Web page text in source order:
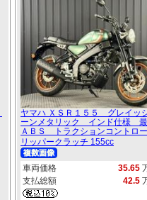
ヤマハ ＸＳＲ１５５ グレイッ
ーンメタリック インド仕様
ＡＢＳ トラクションコントロ
リッパークラッチ 155cc
車両価格 35.65
支払総額
42.5